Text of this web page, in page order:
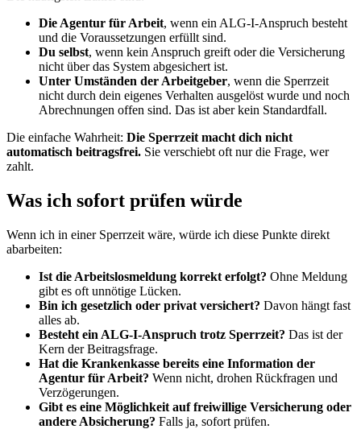
Die Agentur für Arbeit, wenn ein ALG-I-Anspruch besteht
und die Voraussetzungen erfüllt sind.
Du selbst, wenn kein Anspruch greift oder die Versicherung
nicht über das System abgesichert ist.
Unter Umständen der Arbeitgeber, wenn die Sperrzeit
nicht durch dein eigenes Verhalten ausgelöst wurde und noch
Abrechnungen offen sind. Das ist aber kein Standardfall.
Die einfache Wahrheit: Die Sperrzeit macht dich nicht
automatisch beitragsfrei. Sie verschiebt oft nur die Frage, wer
zahlt.
Was ich sofort prüfen würde
Wenn ich in einer Sperrzeit wäre, würde ich diese Punkte direkt
abarbeiten:
Ist die Arbeitslosmeldung korrekt erfolgt? Ohne Meldung
gibt es oft unnötige Lücken.
Bin ich gesetzlich oder privat versichert? Davon hängt fast
alles ab.
Besteht ein ALG-I-Anspruch trotz Sperrzeit? Das ist der
Kern der Beitragsfrage.
Hat die Krankenkasse bereits eine Information der
Agentur für Arbeit? Wenn nicht, drohen Rückfragen und
Verzögerungen.
Gibt es eine Möglichkeit auf freiwillige Versicherung oder
andere Absicherung? Falls ja, sofort prüfen.